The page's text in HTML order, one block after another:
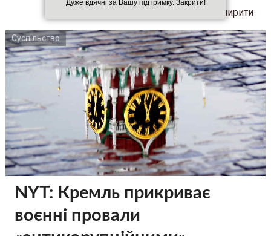
Дуже вдячні за Вашу підтримку. Закрити!
Поширити
Суспільство
NYT: Кремль прикриває
воєнні провали